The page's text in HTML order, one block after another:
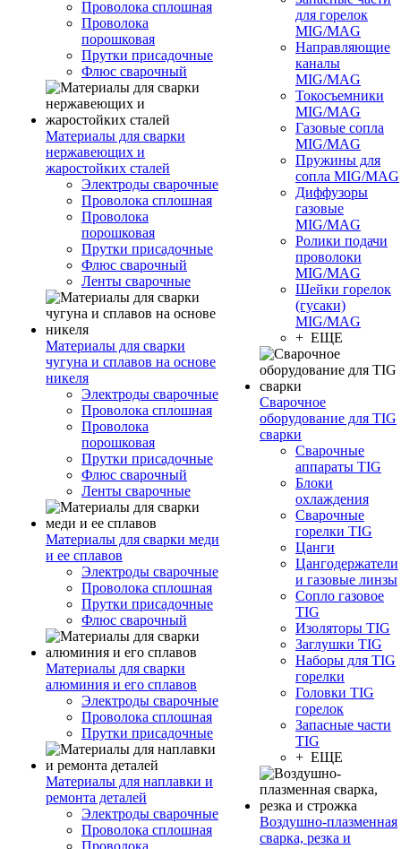
Проволока сплошная
Проволока
порошковая
Прутки присадочные
Флюс сварочный
Материалы для сварки
нержавеющих и
жаростойких сталей
Электроды сварочные
Проволока сплошная
Проволока
порошковая
Прутки присадочные
Флюс сварочный
Ленты сварочные
Материалы для сварки
чугуна и сплавов на основе
никеля
Электроды сварочные
Проволока сплошная
Проволока
порошковая
Прутки присадочные
Флюс сварочный
Ленты сварочные
Материалы для сварки меди
и ее сплавов
Электроды сварочные
Проволока сплошная
Прутки присадочные
Флюс сварочный
Материалы для сварки
алюминия и его сплавов
Электроды сварочные
Проволока сплошная
Прутки присадочные
Материалы для наплавки и
ремонта деталей
Электроды сварочные
Проволока сплошная
Проволока
для горелок
MIG/MAG
Направляющие
каналы
MIG/MAG
Токосъемники
MIG/MAG
Газовые сопла
MIG/MAG
Пружины для
сопла MIG/MAG
Диффузоры
газовые
MIG/MAG
Ролики подачи
проволоки
MIG/MAG
Шейки горелок
(гусаки)
MIG/MAG
+ ЕЩЕ
Сварочное
оборудование для TIG
сварки
Сварочные
аппараты TIG
Блоки
охлаждения
Сварочные
горелки TIG
Цанги
Цангодержатели
и газовые линзы
Сопло газовое
TIG
Изоляторы TIG
Заглушки TIG
Наборы для TIG
горелки
Головки TIG
горелок
Запасные части
TIG
+ ЕЩЕ
Воздушно-плазменная
сварка, резка и